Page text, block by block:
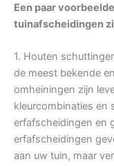
Een paar
tuinafscheidingen
1. Houten
de meest bekende
omheiningen zijn
kleurcombinaties en
erfafscheidingen en
erfafscheidingen
aan uw tuin, maar